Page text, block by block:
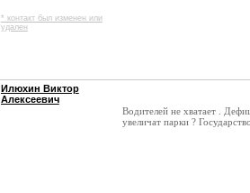
* контакт был изменен или
удален
Илюхин Виктор
Алексеевич
Водителей не хватает .
увеличат парки ?